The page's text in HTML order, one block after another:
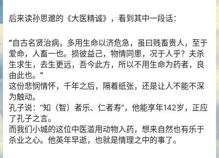
后来读孙思邈的《大医精诚》，看到其中一段话：
“自古名贤治病，多用生命以济危急，虽曰贱畜贵人，至于
爱命，人畜一也。损彼益己，物情同患，况于人乎？夫杀
生求生，去生更远，吾今此方，所以不用生命为药者，良
由此也。 ”
这份悲悯情怀，千年之后，隔着纸张，还是让人不能不深
为触动。
孔子说：“知（智）者乐、仁者寿”，他能享年142岁，正应
了孔子之言。
而我们小城的这位中医滥用动物入药，想来自然也有乐于
杀业之心。他英年早逝，也就是情理之中的事了。